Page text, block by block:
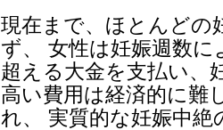
現在まで、ほとんどの
ず、 女性は妊娠週数
超える大金を支払い、
高い費用は経済的に難
れ、 実質的な妊娠中